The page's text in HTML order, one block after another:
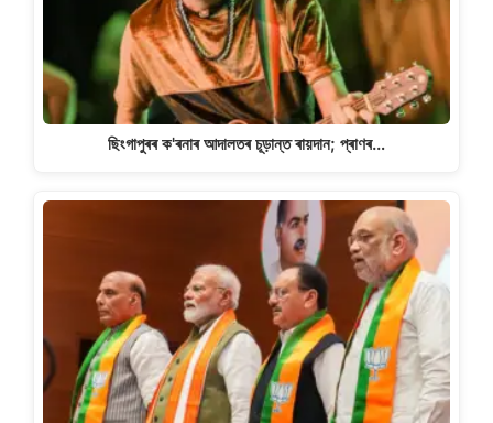
ছিংগাপুৰৰ ক'ৰনাৰ আদালতৰ চূড়ান্ত ৰায়দান; প্ৰাণৰ…